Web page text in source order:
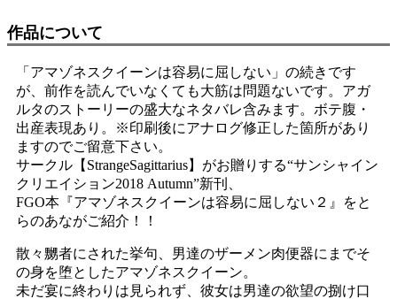
作品について
「アマゾネスクイーンは容易に屈しない」の続きです
が、前作を読んでいなくても大筋は問題ないです。アガ
ルタのストーリーの盛大なネタバレ含みます。ボテ腹・
出産表現あり。※印刷後にアナログ修正した箇所があり
ますのでご留意下さい。
サークル【StrangeSagittarius】がお贈りする“サンシャイン
クリエイション2018 Autumn”新刊、
FGO本『アマゾネスクイーンは容易に屈しない２』をと
らのあながご紹介！！
散々嬲者にされた挙句、男達のザーメン肉便器にまでそ
の身を堕としたアマゾネスクイーン。
未だ宴に終わりは見られず、彼女は男達の欲望の捌け口